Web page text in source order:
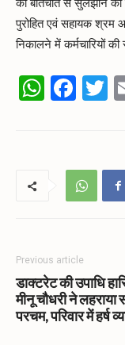
को बातचीत से सुलझाने का
पुरोहित एवं सहायक श्रम
निकालने में कर्मचारियों
Previous article
डाक्टरेट की उपाधि
मीनू चौधरी ने
परचम, परिवार में हर्ष